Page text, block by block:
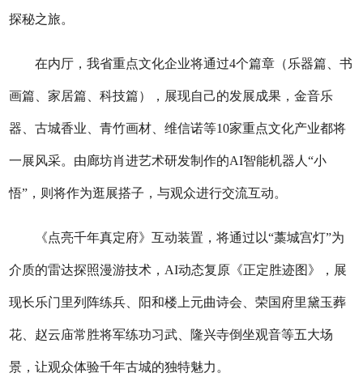
探秘之旅。
在内厅，我省重点文化企业将通过4个篇章（乐器篇、书
画篇、家居篇、科技篇），展现自己的发展成果，金音乐
器、古城香业、青竹画材、维信诺等10家重点文化产业都将
一展风采。由廊坊肖进艺术研发制作的AI智能机器人“小
悟”，则将作为逛展搭子，与观众进行交流互动。
《点亮千年真定府》互动装置，将通过以“藁城宫灯”为
介质的雷达探照漫游技术，AI动态复原《正定胜迹图》，展
现长乐门里列阵练兵、阳和楼上元曲诗会、荣国府里黛玉葬
花、赵云庙常胜将军练功习武、隆兴寺倒坐观音等五大场
景，让观众体验千年古城的独特魅力。